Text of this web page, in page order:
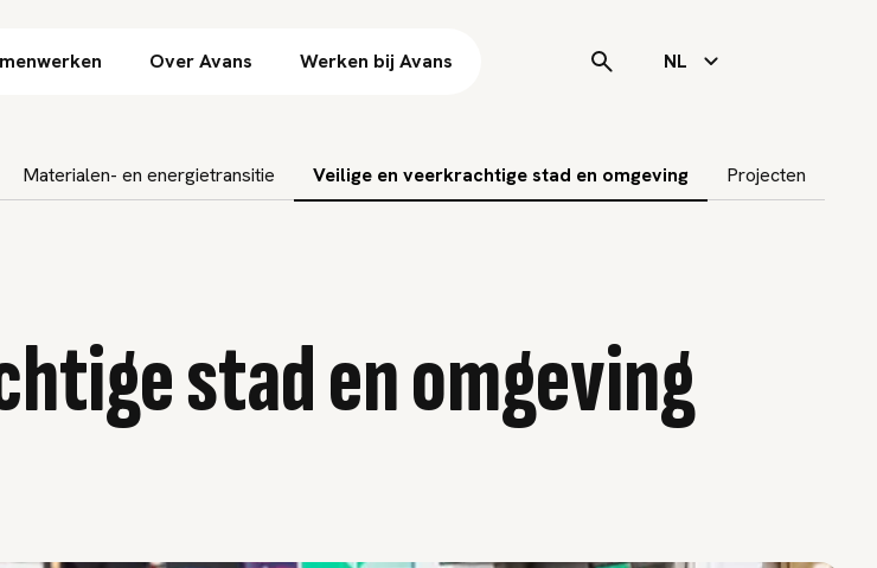
naar inhoudOver Avans Werken bij Avans NL
Materialen- en energietransitie Veilige en veerkrachtige stad en omgeving Projecten
stad en omgeving